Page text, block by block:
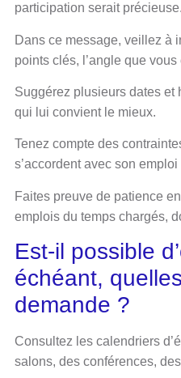
participation serait précieuse.
Dans ce message, veillez à
points clés, l’angle que
Suggérez plusieurs dates et
qui lui convient le mieux.
Tenez compte des
s’accordent avec son
Faites preuve de patience
emplois du temps chargés,
Est-il possible
échéant,
demande ?
Consultez les calendriers
salons, des conférences,